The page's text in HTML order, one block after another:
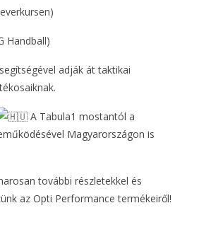
Handball)
adják át taktikai
A Tabula1 mostantól a
Magyarországon is
további részletekkel és
az Opti Performance termékeiről!